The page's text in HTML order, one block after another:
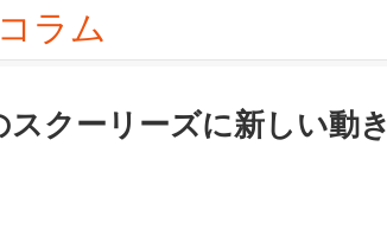
ラム
クーリーズに新しい動き